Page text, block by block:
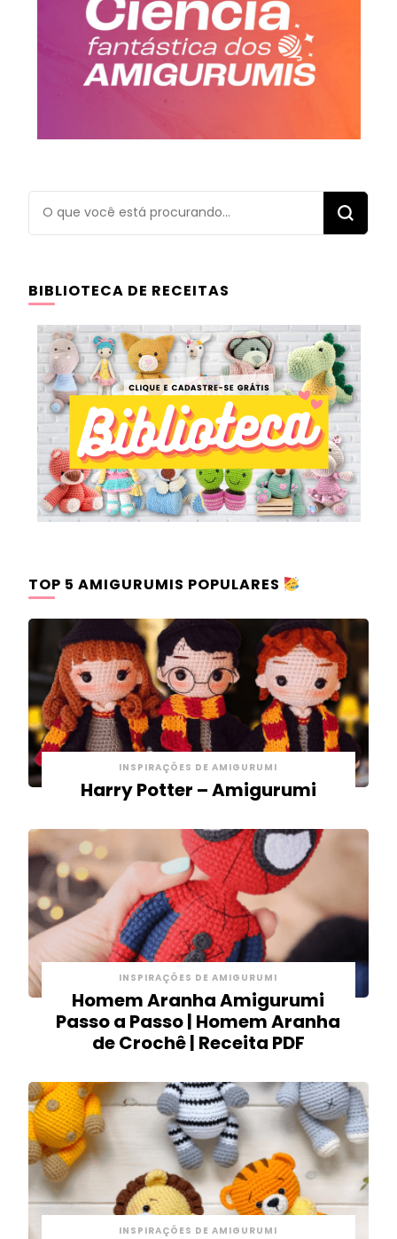
Procurando
algo?
BIBLIOTECA DE RECEITAS
TOP 5 AMIGURUMIS POPULARES
INSPIRAÇÕES DE AMIGURUMI
Harry Potter – Amigurumi
INSPIRAÇÕES DE AMIGURUMI
Homem Aranha Amigurumi
Passo a Passo | Homem Aranha
de Crochê | Receita PDF
INSPIRAÇÕES DE AMIGURUMI